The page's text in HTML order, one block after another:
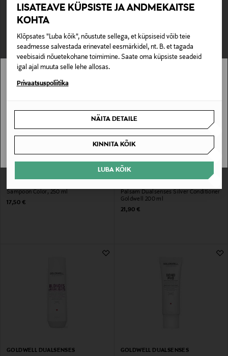
LISATEAVE KÜPSISTE JA ANDMEKAITSE
KOHTA
Klõpsates "Luba kõik", nõustute sellega, et küpsiseid võib teie
seadmesse salvestada erinevatel eesmärkidel, nt. B. et tagada
veebisaidi nõuetekohane toimimine. Saate oma küpsiste seadeid
igal ajal muuta selle lehe allosas.
Privaatsuspoliitika
NÄITA DETAILE
KINNITA KÕIK
LUBA KÕIK
Palsam Blondes & Highlights Anti-
Original Price
14,00 €
Original Price
14,90 €
Šampoon Color, 250 ml
Original Price
17,50 €
Palsam Dualsenses Silver Conditioner
Goldwell 200 ml
Original Price
21,90 €
GOLDWELL DUALSENSES
GOLDWELL DUALSENSES
Stockmann pole Sinu riigis saadaval.
SAAN ARU